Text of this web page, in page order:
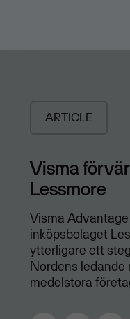
ARTICLE
Visma
Lessmore
Visma
inköpsbolaget
ytterligare ett
Nordens ledande
medelstora